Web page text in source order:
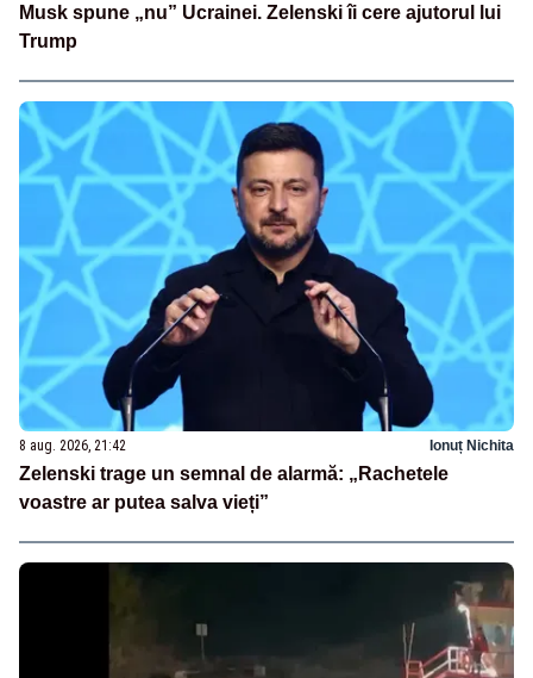
Musk spune „nu” Ucrainei. Zelenski îi cere ajutorul lui
Trump
8 aug. 2026, 21:42 Ionuț Nichita
Zelenski trage un semnal de alarmă: „Rachetele
voastre ar putea salva vieți”